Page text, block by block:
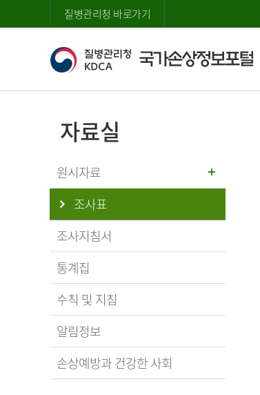
질병관리청 바로가기
자료실
원시자료
조사표
조사지침서
통계집
수칙 및 지침
알림정보
손상예방과 건강한 사회